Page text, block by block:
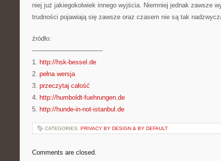
niej już jakiegokolwiek innego wyjścia. Niemniej jednak zawsze
trudności pojawiają się zawsze oraz czasem nie są tak
źródło:
———————————
1. http://hsk-bessel.de
2. pełna wersja
3. przeczytaj całość
4. http://humboldt-fuehrungen.de
5. http://hunde-in-not-istanbul.de
CATEGORIES: PRIVACY BY DESIGN & BY DEFAULT
Comments are closed.